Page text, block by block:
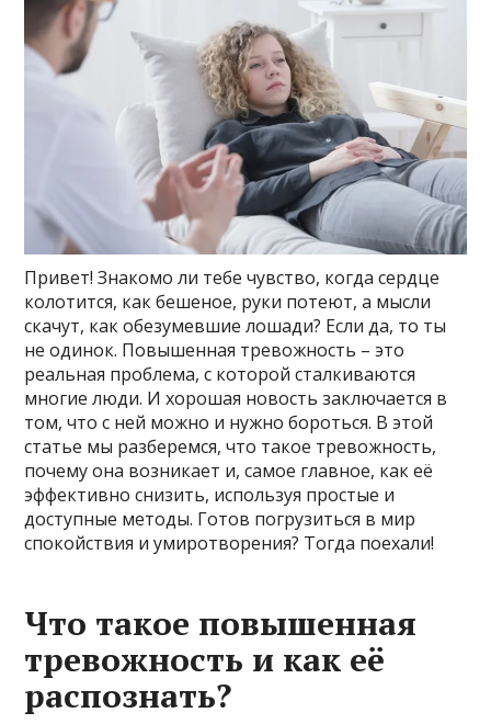
Привет! Знакомо ли тебе чувство, когда сердце
колотится, как бешеное, руки потеют, а мысли
скачут, как обезумевшие лошади? Если да, то ты
не одинок. Повышенная тревожность – это
реальная проблема, с которой сталкиваются
многие люди. И хорошая новость заключается в
том, что с ней можно и нужно бороться. В этой
статье мы разберемся, что такое тревожность,
почему она возникает и, самое главное, как её
эффективно снизить, используя простые и
доступные методы. Готов погрузиться в мир
спокойствия и умиротворения? Тогда поехали!
Что такое повышенная
тревожность и как её
распознать?